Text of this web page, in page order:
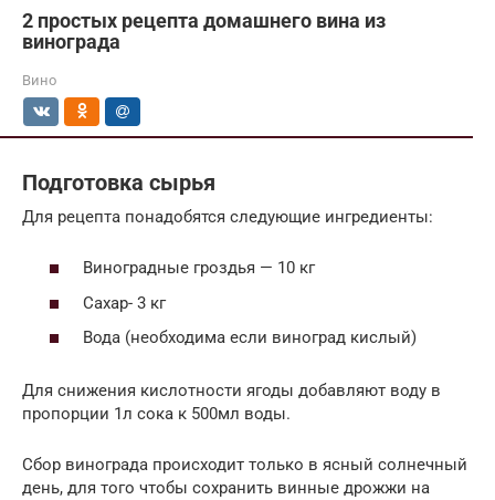
2 простых рецепта домашнего вина из
винограда
Вино
Подготовка сырья
Для рецепта понадобятся следующие ингредиенты:
Виноградные гроздья — 10 кг
Сахар- 3 кг
Вода (необходима если виноград кислый)
Для снижения кислотности ягоды добавляют воду в
пропорции 1л сока к 500мл воды.
Сбор винограда происходит только в ясный солнечный
день, для того чтобы сохранить винные дрожжи на